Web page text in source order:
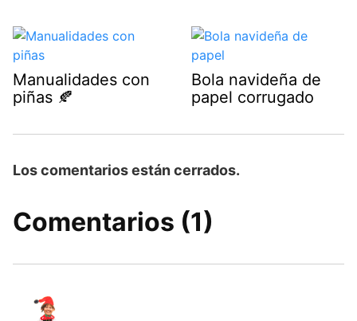
Manualidades con
piñas 🍂
Bola navideña de
papel corrugado
Los comentarios están cerrados.
Comentarios (1)